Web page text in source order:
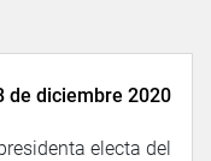
de diciembre 2020
electa del